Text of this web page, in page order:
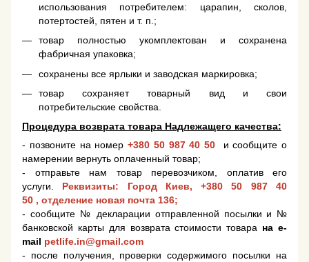
использования потребителем: царапин, сколов,
потертостей, пятен и т. п.;
товар полностью укомплектован и сохранена
фабричная упаковка;
сохранены все ярлыки и заводская маркировка;
товар сохраняет товарный вид и свои
потребительские свойства.
Процедура возврата товара Надлежащего качества:
- позвоните на номер +380 50 987 40 50
и сообщите о
намерении вернуть оплаченный товар;
- отправьте нам товар перевозчиком, оплатив его
услуги. Реквизиты: Город Киев,+380 50 987 40
50 , отделение новая почта 136;
- сообщите № декларации отправленной посылки и №
банковской карты для возврата стоимости товара на e-
mail petlife.in@gmail.com
- после получения, проверки содержимого посылки на